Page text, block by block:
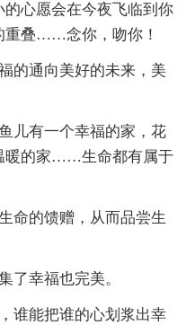
心愿会在今夜飞临到你
重叠……念你，吻你！
的通向美好的未来，美
儿有一个幸福的家，花
暖的家……生命都有属于
命的馈赠，从而品尝生
了幸福也完美。
谁能把谁的心划浆出幸